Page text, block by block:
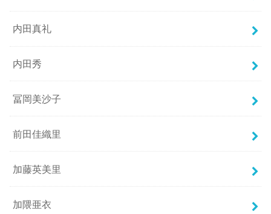
内田真礼
内田秀
冨岡美沙子
前田佳織里
加藤英美里
加隈亜衣